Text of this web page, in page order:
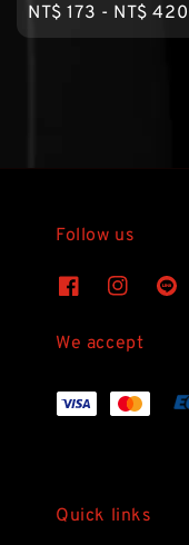
Regular
price
NT$ 173 - NT$ 420
Follow us
We accept
Quick links